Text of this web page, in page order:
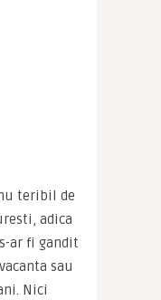
teribil de
adica
ar fi gandit
sau
Nici